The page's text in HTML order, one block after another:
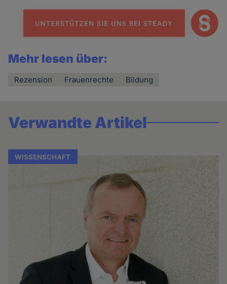
Mehr lesen über:
Rezension Frauenrechte Bildung
Verwandte Artikel
WISSENSCHAFT